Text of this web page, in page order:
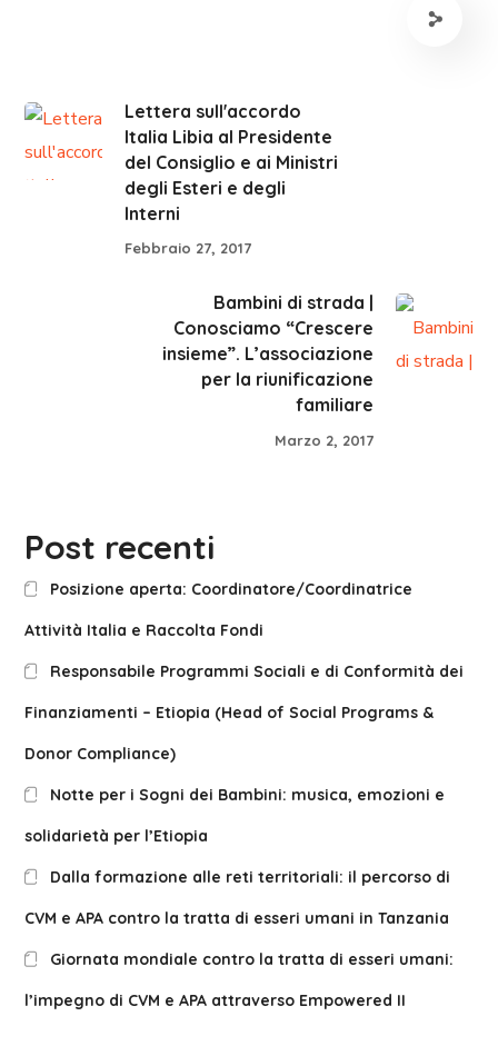
Lettera sull'accordo
Italia Libia al Presidente
del Consiglio e ai Ministri
degli Esteri e degli
Interni
Febbraio 27, 2017
Bambini di strada |
Conosciamo “Crescere
insieme”. L’associazione
per la riunificazione
familiare
Marzo 2, 2017
Post recenti
Posizione aperta: Coordinatore/Coordinatrice
Attività Italia e Raccolta Fondi
Responsabile Programmi Sociali e di Conformità dei
Finanziamenti – Etiopia (Head of Social Programs &
Donor Compliance)
Notte per i Sogni dei Bambini: musica, emozioni e
solidarietà per l’Etiopia
Dalla formazione alle reti territoriali: il percorso di
CVM e APA contro la tratta di esseri umani in Tanzania
Giornata mondiale contro la tratta di esseri umani:
l’impegno di CVM e APA attraverso Empowered II